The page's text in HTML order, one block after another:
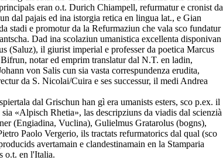
eran o.t. Durich Chiampell, refurmatur e cronist da
dal pajais ed ina istorgia retica en lingua lat., e Gian
stadi e promotur da la Refurmaziun che vala sco fundatur
Dad ina scolaziun umanistica excellenta disponivan
(Saluz), il giurist imperial e professer da poetica Marcus
notar ed emprim translatur dal N.T. en ladin,
von Salis cun sia vasta correspundenza erudita,
da S. Nicolai/Cuira e ses successur, il medi Andrea
dal Grischun han gì era umanists esters, sco p.ex. il
«Alpisch Rhetia», las descripziuns da viadis dal scienzià
(Engiadina, Vuclina), Gulielmus Gratarolus (bogns),
Paolo Vergerio, ils tractats refurmatorics dal qual (sco
avertamain e clandestinamain en la Stamparia
o.t. en l'Italia.